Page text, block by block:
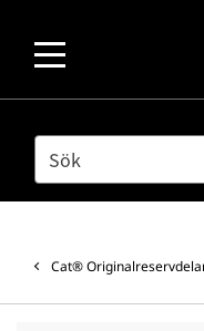
SEARCH
Cat®